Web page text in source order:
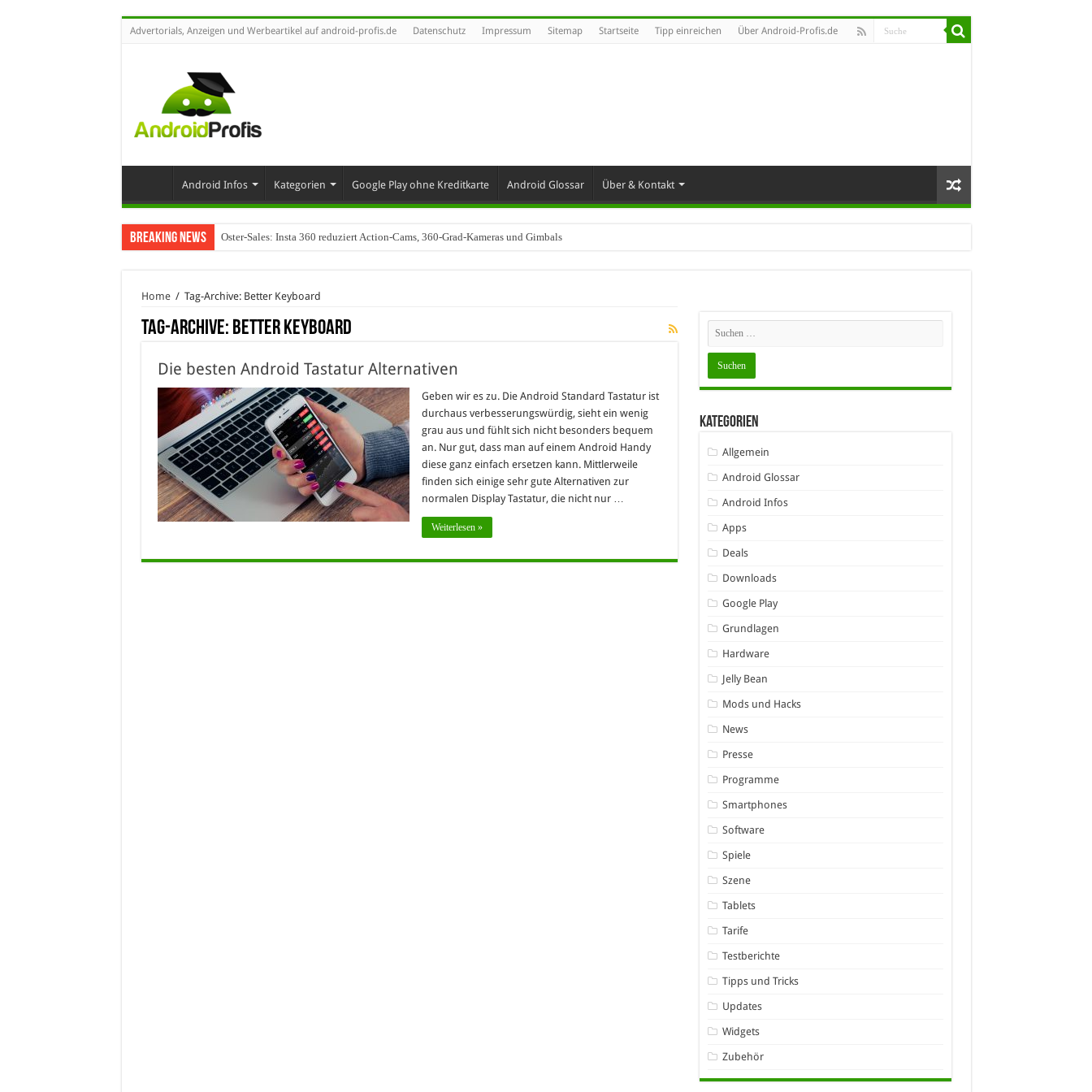
Advertorials, Anzeigen und Werbeartikel auf android-profis.de Datenschutz Impressum Sitemap Startseite Tipp einreichen Über Android-Profis.de
Android Infos Kategorien Google Play ohne Kreditkarte Android Glossar Über & Kontakt
Breaking News Oster-Sales: Insta 360 reduziert Action-Cams, 360-Grad-Kameras und Gimbals
Home / Tag-Archive: Better Keyboard
Tag-Archive: Better Keyboard
Die besten Android Tastatur Alternativen
Geben wir es zu. Die Android Standard Tastatur ist
durchaus verbesserungswürdig, sieht ein wenig
grau aus und fühlt sich nicht besonders bequem
an. Nur gut, dass man auf einem Android Handy
diese ganz einfach ersetzen kann. Mittlerweile
finden sich einige sehr gute Alternativen zur
normalen Display Tastatur, die nicht nur …
Weiterlesen »
Kategorien
Allgemein
Android Glossar
Android Infos
Apps
Deals
Downloads
Google Play
Grundlagen
Hardware
Jelly Bean
Mods und Hacks
News
Presse
Programme
Smartphones
Software
Spiele
Szene
Tablets
Tarife
Testberichte
Tipps und Tricks
Updates
Widgets
Zubehör